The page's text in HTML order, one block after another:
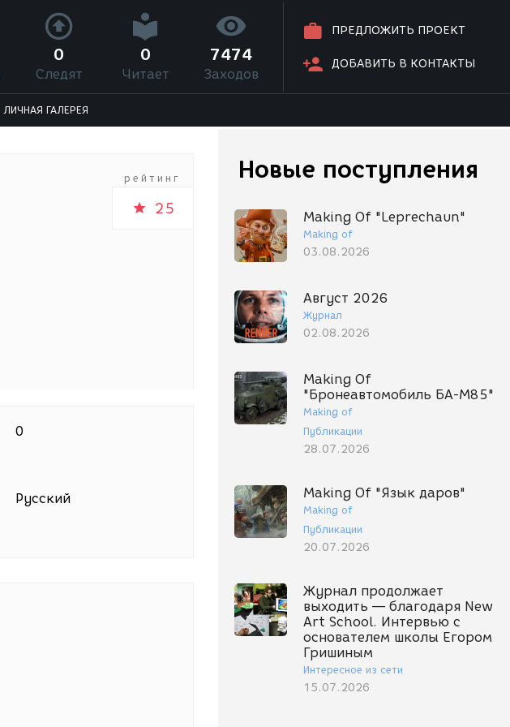
ПРЕДЛОЖИТЬ ПРОЕКТ
ДОБАВИТЬ В КОНТАКТЫ
0
Следят
0
Читает
7474
Заходов
ЛИЧНАЯ ГАЛЕРЕЯ
Новые поступления
Making Of "Leprechaun"
Making of
03.08.2026
Август 2026
Журнал
02.08.2026
Making Of
"Бронеавтомобиль БА-М85"
Making of
Публикации
28.07.2026
Making Of "Язык даров"
Making of
Публикации
20.07.2026
Журнал продолжает
выходить — благодаря New
Art School. Интервью с
основателем школы Егором
Гришиным
Интересное из сети
15.07.2026
рейтинг
25
0
Русский